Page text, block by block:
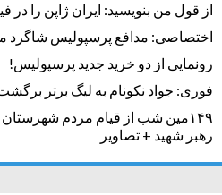
از قول من بنویسید: ایران ژاپن را در
اختصاصی: مدافع پرسپولیس شاگرد
رونمایی از دو خرید جدید پرسپولیس!
فوری: جواد نکونام به لیگ برتر
۱۴۹مین شب از قیام مردم
رهبر شهید + تصاویر